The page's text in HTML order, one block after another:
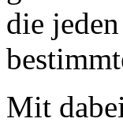
die
Mit